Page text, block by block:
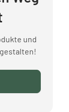
und